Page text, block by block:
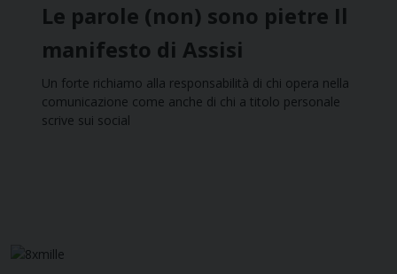
Le parole (non) sono pietre Il
manifesto di Assisi
Un forte richiamo alla responsabilità di chi opera nella
comunicazione come anche di chi a titolo personale
scrive sui social